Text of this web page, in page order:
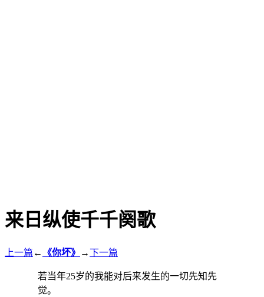
来日纵使千千阕歌
上一篇 ← 《你坏》 →下一篇
若当年25岁的我能对后来发生的一切先知先
觉。